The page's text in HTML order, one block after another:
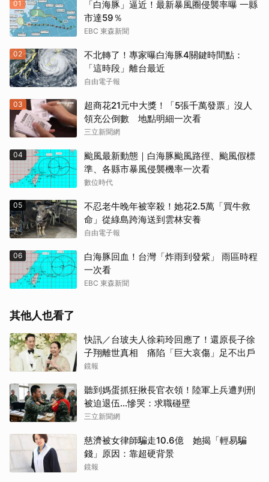
01
「白海豚」逼近！最新暴風圈侵襲率曝 一縣
市達59％
EBC 東森新聞
02
不北轉了！專家曝白海豚4關鍵時間點：
「這時段」離台最近
自由電子報
03
超商花21元中大獎！「5張千萬發票」沒人
領充公倒數 地點明細一次看
三立新聞網
04
颱風最新動態｜白海豚颱風路徑、颱風假標
準、各縣市暴風侵襲機率一次看
數位時代
05
不忍老牛晚年被宰殺！她花2.5萬「買牛救
命」從綠島跨海送到雲林安養
自由電子報
06
白海豚回血！台灣「炸雨到發紫」 雨區時程
一次看
EBC 東森新聞
其他人也看了
快訊／台玻夫人徐莉玲回應了！還原長子徐
子翔離世真相 痛陷「巨大哀傷」足不出戶
鏡報
聽到媽蛋抓狂揪長官衣領！陸軍上兵遭判刑
被迫退伍…慘哭：求職碰壁
三立新聞網
慈濟被女律師騙走10.6億 她揭「輕易騙
錢」原因：靠超硬背景
鏡報